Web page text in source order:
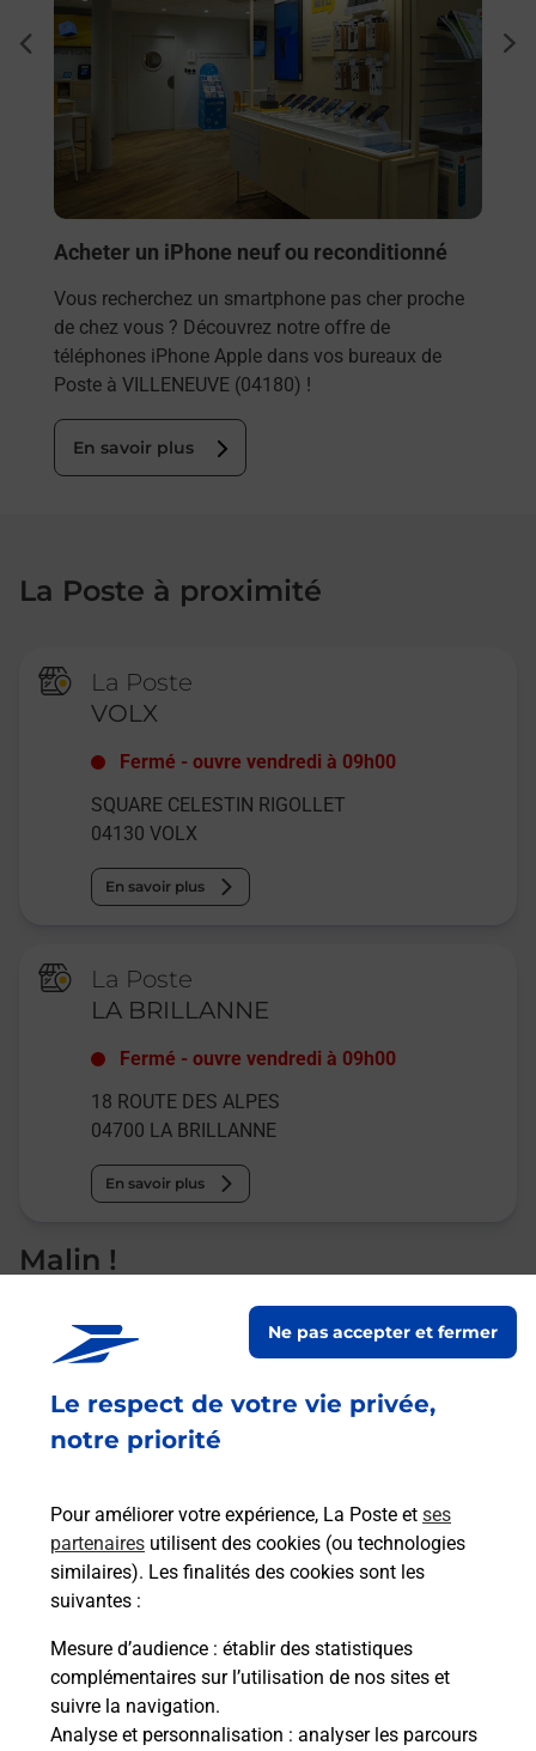
Le respect de votre vie privée,
notre priorité
Pour améliorer votre expérience, La Poste et ses
partenaires utilisent des cookies (ou technologies
similaires). Les finalités des cookies sont les
suivantes :
Mesure d’audience : établir des statistiques
complémentaires sur l’utilisation de nos sites et
suivre la navigation.
Analyse et personnalisation : analyser les parcours
Ne pas accepter et fermer
Acheter un iPhone neuf ou reconditionné
Vous recherchez un smartphone pas cher proche
de chez vous ? Découvrez notre offre de
téléphones iPhone Apple dans vos bureaux de
Poste à VILLENEUVE (04180) !
En savoir plus
La Poste à proximité
La Poste
VOLX
Fermé -ouvre vendredi à 09h00
SQUARE CELESTIN RIGOLLET
04130 VOLX
En savoir plus
La Poste
LA BRILLANNE
Fermé -ouvre vendredi à 09h00
18 ROUTE DES ALPES
04700 LA BRILLANNE
En savoir plus
Malin !
La Poste
en ligne
Ouvert 24h/24
Recherchez un autre point de contact
Questions fréquemment posées